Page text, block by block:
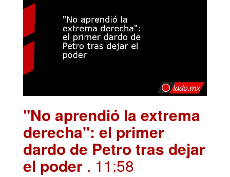
"No aprendió la extrema
derecha": el primer
dardo de Petro tras dejar
el poder . 11:58